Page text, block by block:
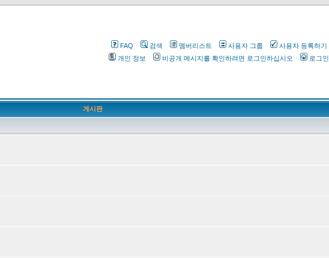
FAQ 검색 멤버리스트 사용자 그룹
사용자 등록하기
개인 정보
비공개 메시지를 확인하려면 로그인하십시오 로그인
게시판